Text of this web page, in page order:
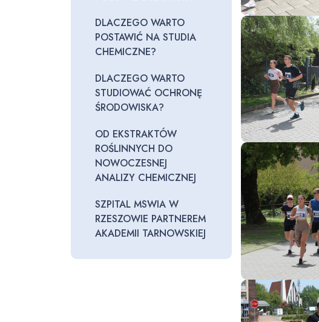
DLACZEGO WARTO
POSTAWIĆ NA STUDIA
CHEMICZNE?
DLACZEGO WARTO
STUDIOWAĆ OCHRONĘ
ŚRODOWISKA?
OD EKSTRAKTÓW
ROŚLINNYCH DO
NOWOCZESNEJ
ANALIZY CHEMICZNEJ
SZPITAL MSWIA W
RZESZOWIE PARTNEREM
AKADEMII TARNOWSKIEJ